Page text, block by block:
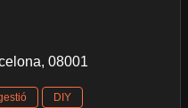
08001
DIY